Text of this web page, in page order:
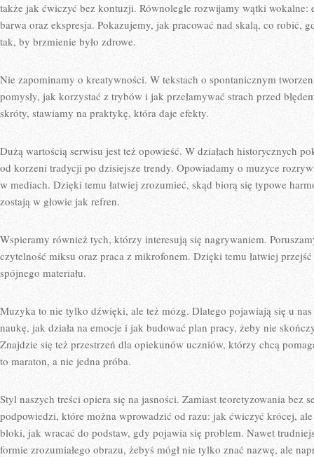
także jak ćwiczyć bez kontuzji. Równolegle rozwijamy wątki wokalne:
barwa oraz ekspresja. Pokazujemy, jak pracować nad skalą, co robić,
tak, by brzmienie było zdrowe.
Nie zapominamy o kreatywności. W tekstach o spontanicznym
pomysły, jak korzystać z trybów i jak przełamywać strach przed
skróty, stawiamy na praktykę, która daje efekty.
Dużą wartością serwisu jest też opowieść. W działach historycznych
od korzeni tradycji po dzisiejsze trendy. Opowiadamy o muzyce
w mediach. Dzięki temu łatwiej zrozumieć, skąd biorą się typowe
zostają w głowie jak refren.
Wspieramy również tych, którzy interesują się nagrywaniem.
czytelność miksu oraz praca z mikrofonem. Dzięki temu łatwiej
spójnego materiału.
Muzyka to nie tylko dźwięki, ale też mózg. Dlatego pojawiają się u
naukę, jak działa na emocje i jak budować plan pracy, żeby nie
Znajdzie się też przestrzeń dla opiekunów uczniów, którzy chcą
to maraton, a nie jedna próba.
Styl naszych treści opiera się na jasności. Zamiast teoretyzowania bez
podpowiedzi, które można wprowadzić od razu: jak ćwiczyć krócej, ale
bloki, jak wracać do podstaw, gdy pojawia się problem. Nawet
formie zrozumiałego obrazu, żebyś mógł nie tylko znać nazwę, ale